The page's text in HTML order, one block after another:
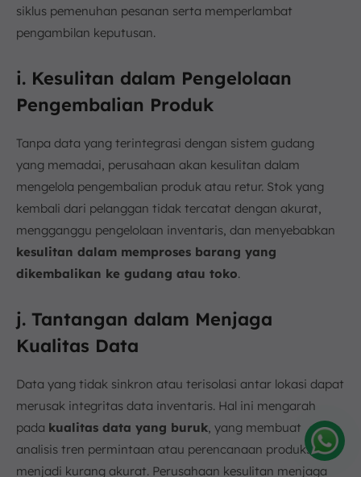
siklus pemenuhan pesanan serta memperlambat
pengambilan keputusan.
i. Kesulitan dalam Pengelolaan
Pengembalian Produk
Tanpa data yang terintegrasi dengan sistem gudang
yang memadai, perusahaan akan kesulitan dalam
mengelola pengembalian produk atau retur. Stok yang
kembali dari pelanggan tidak tercatat dengan akurat,
mengganggu pengelolaan inventaris, dan menyebabkan
kesulitan dalam memproses barang yang
dikembalikan ke gudang atau toko.
j. Tantangan dalam Menjaga
Kualitas Data
Data yang tidak sinkron atau terisolasi antar lokasi dapat
merusak integritas data inventaris. Hal ini mengarah
pada kualitas data yang buruk , yang membuat
analisis tren permintaan atau perencanaan produksi
menjadi kurang akurat. Perusahaan kesulitan menjagaAmelia